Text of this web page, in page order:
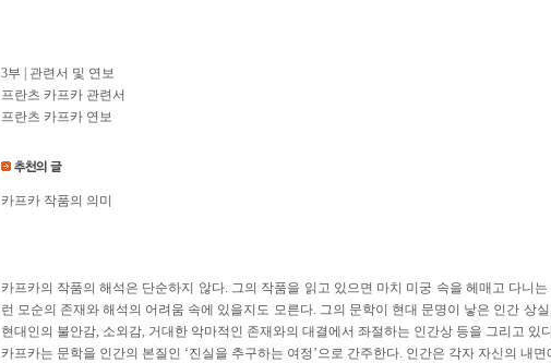
3부 | 관련서 및 연보
프란츠 카프카 관련서
프란츠 카프카 연보
카프카 작품의 의미
카프카의 작품의 해석은 단순하지 않다. 그의 작품을 읽고 있으면 마치 미궁 속을 헤매고 다니
런 모순의 존재와 해석의 어려움 속에 있을지도 모른다. 그의 문학이 현대 문명이 낳은 인간 상
현대인의 불안감, 소외감, 거대한 악마적인 존재와의 대결에서 좌절하는 인간상 등을 그리고 있
카프카는 문학을 인간의 본질인 ‘진실을 추구하는 여정’으로 간주한다. 인간은 각자 자신의 내